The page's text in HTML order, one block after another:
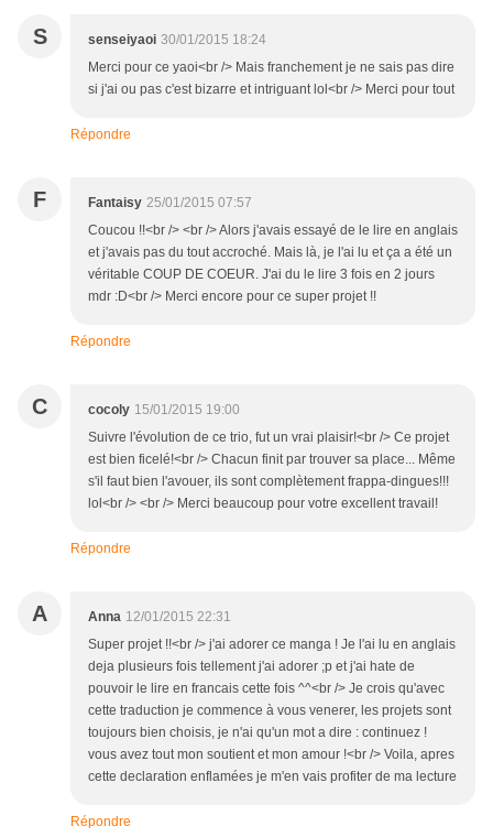
S senseiyaoi 30/01/2015 18:24
Merci pour ce yaoi<br /> Mais franchement je ne sais pas dire
si j'ai ou pas c'est bizarre et intriguant lol<br /> Merci pour tout
Répondre
F Fantaisy 25/01/2015 07:57
Coucou !!<br /> <br /> Alors j'avais essayé de le lire en anglais
et j'avais pas du tout accroché. Mais là, je l'ai lu et ça a été un
véritable COUP DE COEUR. J'ai du le lire 3 fois en 2 jours
mdr :D<br /> Merci encore pour ce super projet !!
Répondre
C cocoly 15/01/2015 19:00
Suivre l'évolution de ce trio, fut un vrai plaisir!<br /> Ce projet
est bien ficelé!<br /> Chacun finit par trouver sa place... Même
s'il faut bien l'avouer, ils sont complètement frappa-dingues!!!
lol<br /> <br /> Merci beaucoup pour votre excellent travail!
Répondre
A Anna 12/01/2015 22:31
Super projet !!<br /> j'ai adorer ce manga ! Je l'ai lu en anglais
deja plusieurs fois tellement j'ai adorer ;p et j'ai hate de
pouvoir le lire en francais cette fois ^^<br /> Je crois qu'avec
cette traduction je commence à vous venerer, les projets sont
toujours bien choisis, je n'ai qu'un mot a dire : continuez !
vous avez tout mon soutient et mon amour !<br /> Voila, apres
cette declaration enflamées je m'en vais profiter de ma lecture
Répondre